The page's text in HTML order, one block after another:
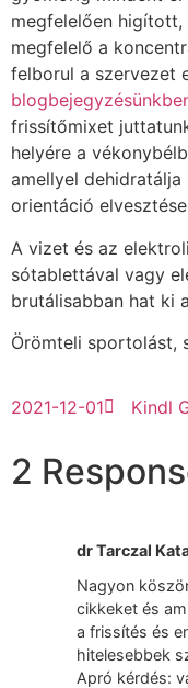
megfelelően
megfelelő a
felborul a szervezet
frissítőmixet
helyére a
amellyel
orientáció
A vizet és az
sótablettával vagy
brutálisabban hat ki
Örömteli sportolást,
2021-12-01 Kindl
2
dr Tarczal
Nagyon
cikkeket és
a frissítés és
hitelesebbek
Apró kérdés: